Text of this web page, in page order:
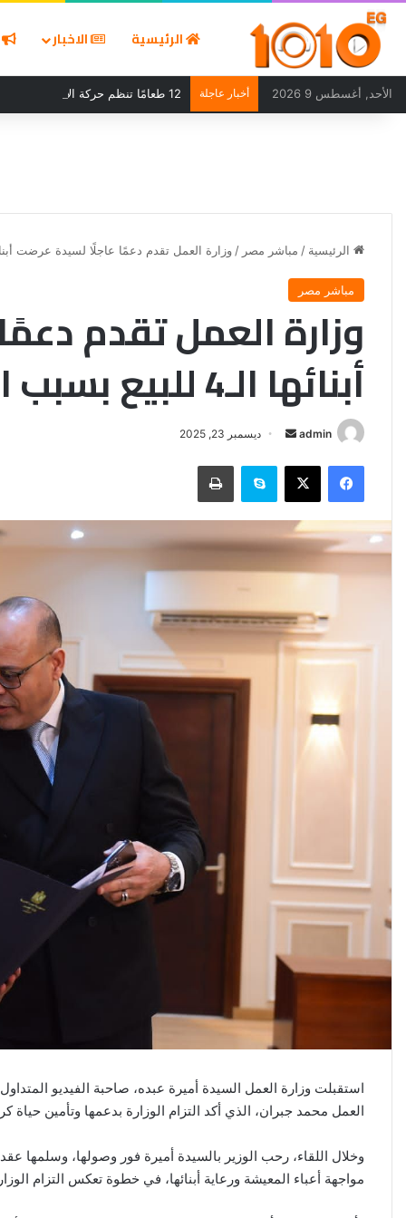
الرئيسية الاخبار
الأحد, أغسطس 9 2026 أخبار عاجلة 12 طعامًا تنظم حركة الأمعاء وتحسن الهضم وتساعد على التخلص من الإمساك
الرئيسية / مباشر مصر / وزارة العمل تقدم دعمًا عاجلًا لسيدة عرضت أبنائها الـ4 للبيع
مباشر مصر
وزارة العمل تقدم
أبنائها الـ4 للبيع بسبب الفقر
admin
أرسل
إلكترونيا
ديسمبر 23, 2025
فيسبوك ‫X سكايب طباعة
استقبلت وزارة العمل السيدة أميرة عبده، صاحبة الفيديو
العمل محمد جبران، الذي أكد التزام الوزارة بدعمها وتأمين حياة
وخلال اللقاء، رحب الوزير بالسيدة أميرة فور وصولها، وسلمها
مواجهة أعباء المعيشة ورعاية أبنائها، في خطوة تعكس التزام